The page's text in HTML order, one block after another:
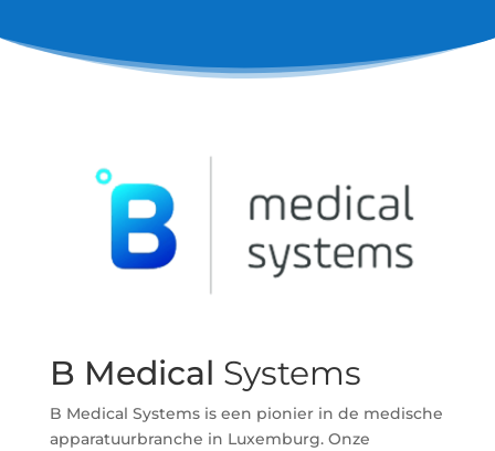
B Medical Systems
B Medical Systems is een pionier in de medische
apparatuurbranche in Luxemburg. Onze